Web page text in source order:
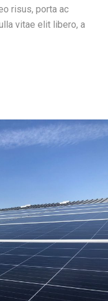
risus, porta ac
vitae elit libero, a